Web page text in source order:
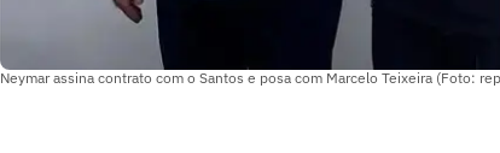
Neymar assina contrato com o Santos e posa com Marcelo Teixeira (Foto: